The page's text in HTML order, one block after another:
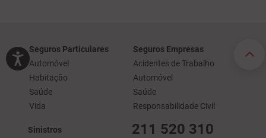
Seguros Particulares
Automóvel
Habitação
Saúde
Vida
Seguros Empresas
Acidentes de Trabalho
Automóvel
Saúde
Responsabilidade Civil
Sinistros
211 520 310